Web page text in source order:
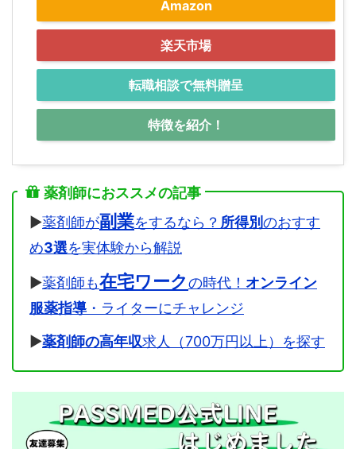
Amazon
楽天市場
転職相談で無料贈呈
特徴を紹介！
薬剤師におススメの記事
▶薬剤師が副業をするなら？ 所得別のおすす
め3選を実体験から解説
▶薬剤師も在宅ワークの時代！ オンライン
服薬指導 ・ライターにチャレンジ
▶薬剤師の高年収求人（700万円以上）を探す